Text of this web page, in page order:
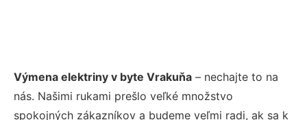
Výmena elektriny v byte Vrakuňa – nechajte to na
nás. Našimi rukami prešlo veľké množstvo
spokojných zákazníkov a budeme veľmi radi, ak sa k